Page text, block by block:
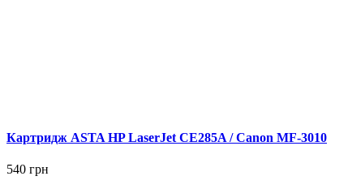
Картридж ASTA HP LaserJet CE285A / Canon MF-3010
540 грн